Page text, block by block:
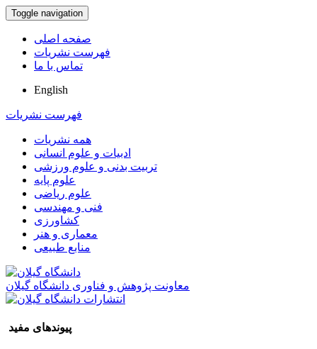
Toggle navigation
صفحه اصلی
فهرست نشریات
تماس با ما
English
فهرست نشریات
همه نشریات
ادبیات و علوم انسانی
تربیت بدنی و علوم ورزشی
علوم پایه
علوم ریاضی
فنی و مهندسی
کشاورزی
معماری و هنر
منابع طبیعی
معاونت پژوهش و فناوری دانشگاه گیلان
پیوندهای مفید